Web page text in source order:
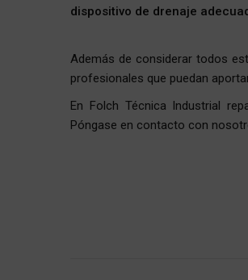
dispositivo de drenaje
Además de considerar todos
profesionales que puedan
En Folch Técnica Industrial
Póngase en contacto con